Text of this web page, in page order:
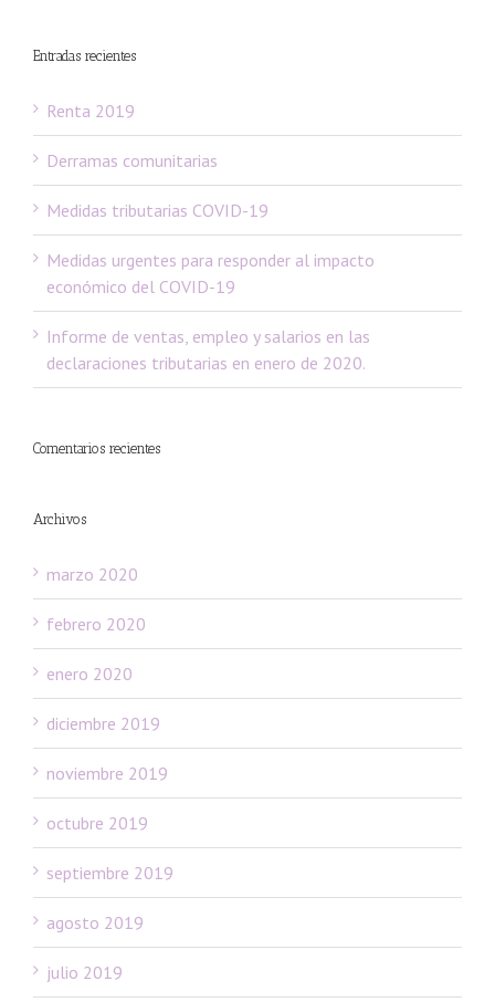
Entradas recientes
Renta 2019
Derramas comunitarias
Medidas tributarias COVID-19
Medidas urgentes para responder al impacto
económico del COVID-19
Informe de ventas, empleo y salarios en las
declaraciones tributarias en enero de 2020.
Comentarios recientes
Archivos
marzo 2020
febrero 2020
enero 2020
diciembre 2019
noviembre 2019
octubre 2019
septiembre 2019
agosto 2019
julio 2019